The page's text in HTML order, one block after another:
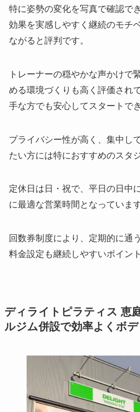
特に姿勢の変化を写真で確認で
効果を実感しやすく継続のモチ
ながると評判です。
トレーナーの穏やかな声かけで
める環境づくりも高く評価され
手な方でも安心してスタートでき
プライバシー性が高く、集中し
たい方には特におすすめのスタ
定休日は日・祝で、平日の日中
に最適な営業時間となっています
回数券制度により、定期的に通
料金設定も継続しやすいポイン
ディライトピラティス 恵
ルジム併設で効率よくボ